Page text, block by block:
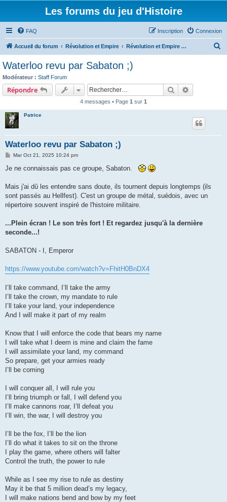
Les forums du jeu d'Histoire
FAQ Connexion
Inscription
Accueil du forum Révolution et Empire Révolution et Empire - Discussion générale
Waterloo revu par Sabaton ;)
Modérateur : Staff Forum
Répondre Rechercher
4 messages • Page 1 sur 1
Patrice
Waterloo revu par Sabaton ;)
M
s
g
Mar Oct 21, 2025 10:24 pm
Je ne connaissais pas ce groupe, Sabaton.
Mais j'ai dû les entendre sans doute, ils tournent depuis longtemps (ils
sont passés au Hellfest). C'est un groupe de métal, suédois, avec un
répertoire souvent inspiré de l'histoire militaire.
...Plein écran ! Le son très fort ! Et regardez jusqu'à la dernière
seconde...!
SABATON - I, Emperor
https://www.youtube.com/watch?v=FhitH0BnDX4
I’ll take command, I’ll take the army
I’ll take the crown, my mandate to rule
I’ll take your land, your independence
And I will make it part of my realm
Know that I will enforce the code that bears my name
I will take what I deem is mine and claim the fame
I will assimilate your land, my command
So prepare, get your armies ready
I’ll be coming
I will conquer all, I will rule you
I’ll bring triumph or fall, I will defend you
I’ll make cannons roar, I’ll defeat you
I’ll win, the war, I will destroy you
I’ll be the fox, I’ll be the lion
I’ll do what it takes to sit on the throne
I play the game, where others will falter
Control the truth, the power to rule
While as I see my rise to rule as destiny
May it be that 5 million dead’s my legacy,
I will make nations bend and bow by my feet